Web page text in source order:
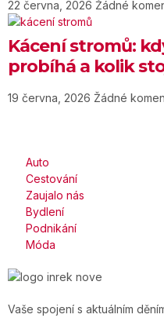
22 června, 2026 Žádné
Kácení stromů:
probíhá a kolik
19 června, 2026 Žádné
Auto
Cestování
Zaujalo nás
Bydlení
Podnikání
Móda
Vaše spojení s aktuálním